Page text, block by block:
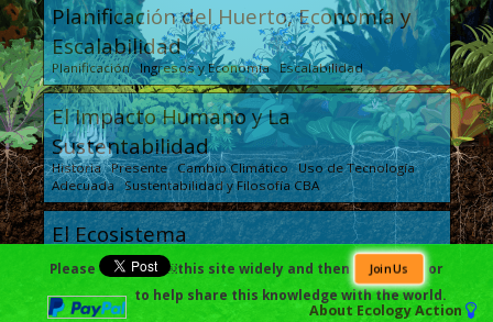
Planificación del Huerto, Economía y
Escalabilidad
Planificación Ingresos y Economía Escalabilidad
El Impacto Humano y La
Sustentabilidad
Historia Presente Cambio Climático Uso de Tecnología
Adecuada Sustentabilidad y Filosofía CBA
El Ecosistema
El Ciclo de Vida de los Insectos El Ciclo de Vida de las
Enfermedades El Ciclo de Vida Animal La Cría de Animales
La Salud Integral del Ecosistema
Please ￼this site widely and then Join Us
or
to help share this knowledge with the world.
About Ecology Action